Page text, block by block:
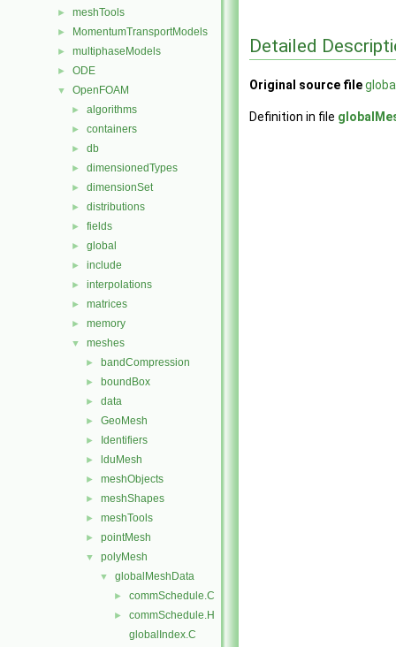
► meshTools
► MomentumTransportModels
► multiphaseModels
► ODE
▼ OpenFOAM
► algorithms
► containers
► db
► dimensionedTypes
► dimensionSet
► distributions
► fields
► global
► include
► interpolations
► matrices
► memory
▼ meshes
► bandCompression
► boundBox
► data
► GeoMesh
► Identifiers
► lduMesh
► meshObjects
► meshShapes
► meshTools
► pointMesh
▼ polyMesh
▼ globalMeshData
► commSchedule.C
►
commSchedule.H
globalIndex.C
Detailed
Original source file
Definition in file